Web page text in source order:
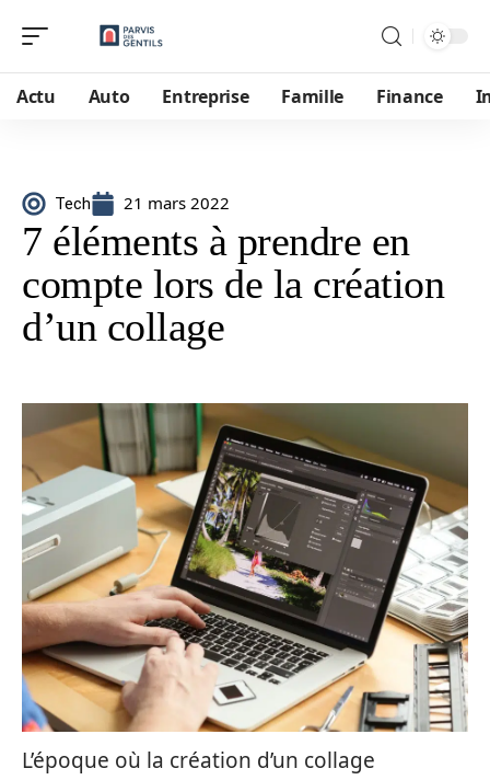
Actu Auto Entreprise Famille Finance
Tech 21 mars 2022
7 éléments à prendre en
compte lors de la création
d’un collage
L’époque où la création d’un collage